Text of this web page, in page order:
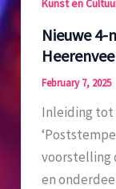
Kunst en
Nieuwe
February 7, 2025
Inleiding tot
voorstelling
en